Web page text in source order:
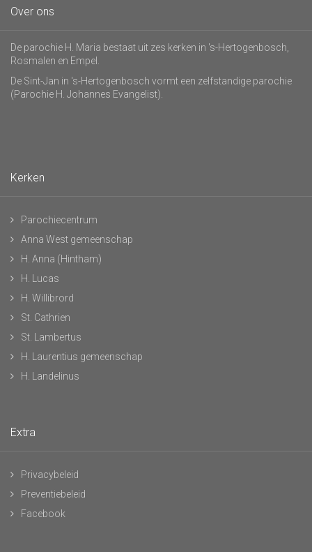
Over ons
De parochie H. Maria bestaat uit zes kerken in 's-Hertogenbosch,
Rosmalen en Empel.
De Sint-Jan in 's-Hertogenbosch vormt een zelfstandige parochie
(Parochie H. Johannes Evangelist).
Kerken
Parochiecentrum
Anna West gemeenschap
H. Anna (Hintham)
H. Lucas
H. Willibrord
St. Cathrien
St. Lambertus
H. Laurentius gemeenschap
H. Landelinus
Extra
Privacybeleid
Preventiebeleid
Facebook